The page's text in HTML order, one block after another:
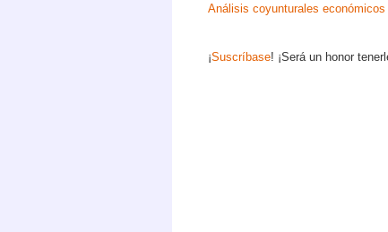
Análisis coyunturales económicos
¡Suscríbase! ¡Será un honor